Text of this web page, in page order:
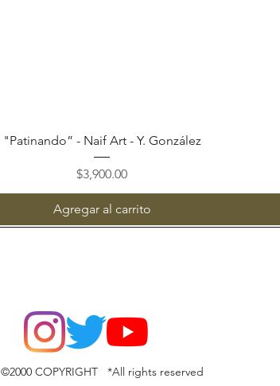
Vista rápida
"Patinando” - Naif Art - Y. González
Precio
$3,900.00
Agregar al carrito
©2000 COPYRIGHT *All rights reserved